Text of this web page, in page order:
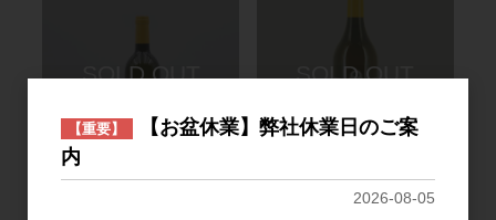
【重要】
【お盆休業】弊社休業日のご案
内
2026-08-05